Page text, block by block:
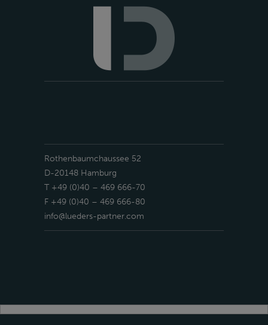
Rothenbaumchaussee 52
D-20148 Hamburg
T +49 (0)40 – 469 666-70
F +49 (0)40 – 469 666-80
info@lueders-partner.com